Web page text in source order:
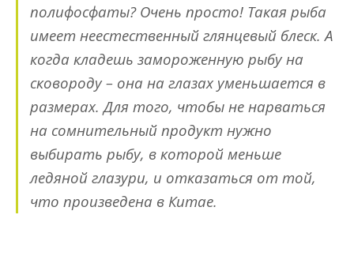
полифосфаты? Очень просто! Такая рыба
имеет неестественный глянцевый блеск. А
когда кладешь замороженную рыбу на
сковороду – она на глазах уменьшается в
размерах. Для того, чтобы не нарваться
на сомнительный продукт нужно
выбирать рыбу, в которой меньше
ледяной глазури, и отказаться от той,
что произведена в Китае.